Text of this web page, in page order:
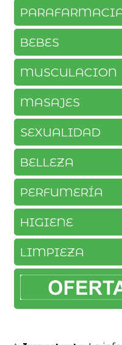
BEBES
MUSCULACION
MASAJES
SEXUALIDAD
BELLEZA
PERFUMERÍA
HIGIENE
LIMPIEZA